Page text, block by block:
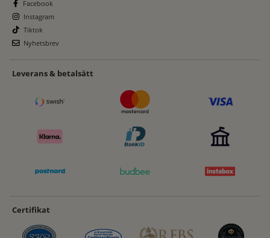
Facebook
Instagram
Tiktok
Nyhetsbrev
Leverans & betalsätt
Certifikat